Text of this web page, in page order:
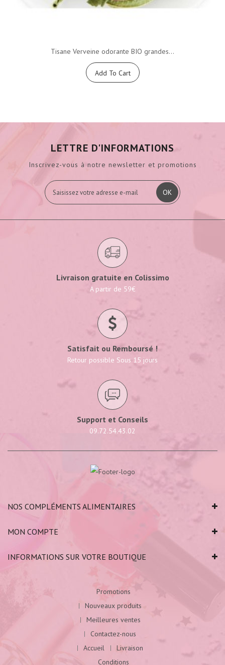
Tisane Verveine odorante BIO grandes...
Add To Cart
LETTRE D'INFORMATIONS
Inscrivez-vous à notre newsletter et promotions
OK
Livraison gratuite en Colissimo
A partir de 59€
Satisfait ou Remboursé !
Retour possible Sous 15 jours
Support et Conseils
09.72.54.43.02
NOS COMPLÉMENTS ALIMENTAIRES
MON COMPTE
INFORMATIONS SUR VOTRE BOUTIQUE
Promotions
Nouveaux produits
Meilleures ventes
Contactez-nous
Accueil
Livraison
Conditions